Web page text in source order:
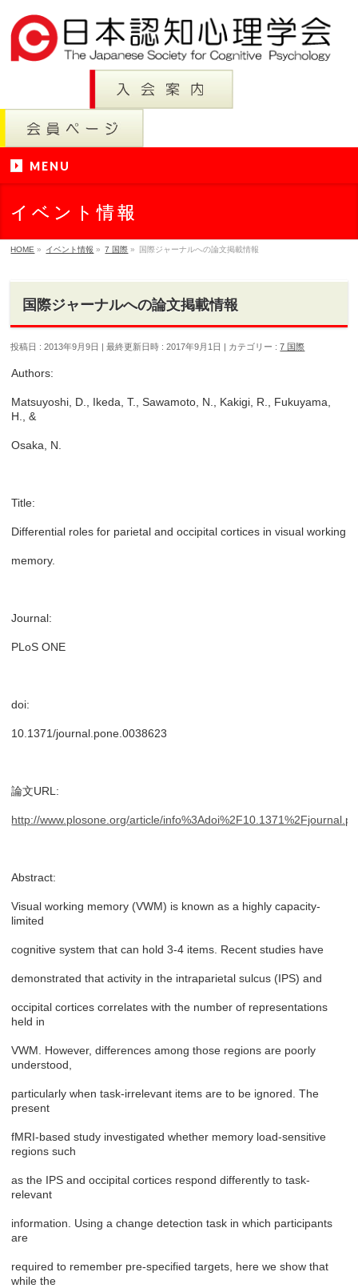
MENU
イベント情報
HOME » イベント情報 » 7 国際 » 国際ジャーナルへの論文掲載情報
国際ジャーナルへの論文掲載情報
投稿日 : 2013年9月9日 最終更新日時 : 2017年9月1日 カテゴリー :7 国際
Authors:
Matsuyoshi, D., Ikeda, T., Sawamoto, N., Kakigi, R., Fukuyama,
H., &
Osaka, N.
Title:
Differential roles for parietal and occipital cortices in visual working
memory.
Journal:
PLoS ONE
doi:
10.1371/journal.pone.0038623
論文URL:
http://www.plosone.org/article/
Abstract:
Visual working memory (VWM) is known as a highly capacity-
limited
cognitive system that can hold 3-4 items. Recent studies have
demonstrated that activity in the intraparietal sulcus (IPS) and
occipital cortices correlates with the number of representations
held in
VWM. However, differences among those regions are poorly
understood,
particularly when task-irrelevant items are to be ignored. The
present
fMRI-based study investigated whether memory load-sensitive
regions such
as the IPS and occipital cortices respond differently to task-
relevant
information. Using a change detection task in which participants
are
required to remember pre-specified targets, here we show that
while the